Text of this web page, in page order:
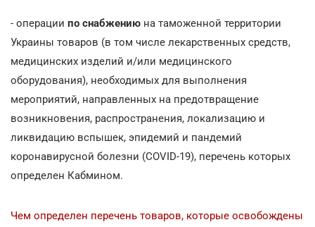
- операции по снабжению на таможенной территории
Украины товаров (в том числе лекарственных средств,
медицинских изделий и/или медицинского
оборудования), необходимых для выполнения
мероприятий, направленных на предотвращение
возникновения, распространения, локализацию и
ликвидацию вспышек, эпидемий и пандемий
коронавирусной болезни (COVID-19), перечень которых
определен Кабмином.
Чем определен перечень товаров, которые освобождены